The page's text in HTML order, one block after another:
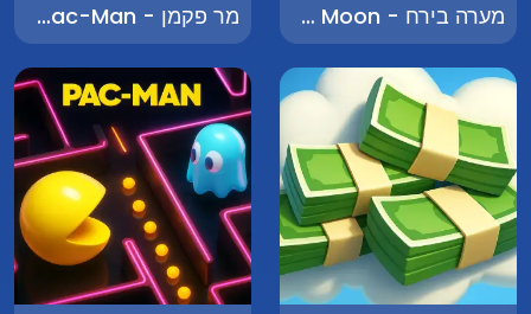
מערה בירח - Cave on the Moon מר פקמן - Mr. Pac-Man